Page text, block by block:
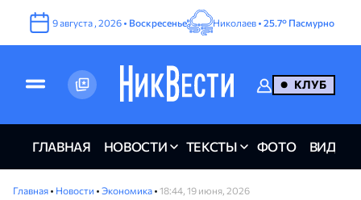
9августа , 2026 • Воскресенье Николаев • 25.7° Пасмурно
КЛУБ
ГЛАВНАЯ НОВОСТИ ТЕКСТЫ ФОТО ВИДЕО
Главная • Новости • Экономика • 18:44, 19 июня, 2026